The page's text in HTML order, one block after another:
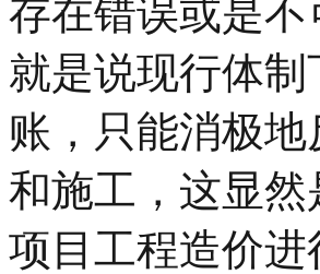
存在错误或是
就是说现行体
账，只能消极
和施工，这显
项目工程造价